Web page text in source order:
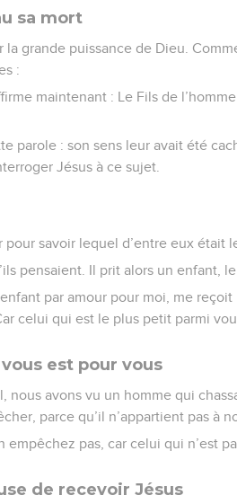
sa mort
la grande puissance de Dieu.
:
maintenant : Le Fils de
parole : son sens leur avait été
Jésus à ce sujet.
savoir lequel d’entre eux était
pensaient. Il prit alors un enfant,
par amour pour moi, me
celui qui est le plus petit parmi
est pour vous
nous avons vu un homme qui
parce qu’il n’appartient pas à
empêchez pas, car celui qui n’est
de recevoir Jésus